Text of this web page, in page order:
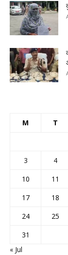
M T
3
4
10
11
17
18
24
25
31
« Jul